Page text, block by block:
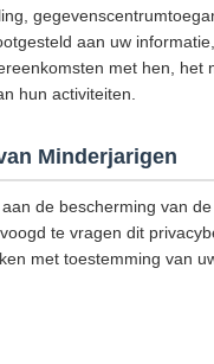
aan uw
met hen, het
hun activiteiten.
Minderjarigen
de bescherming van
te vragen dit
met toestemming van